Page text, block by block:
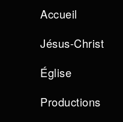
Accueil
Jésus-Christ
Église
Productions